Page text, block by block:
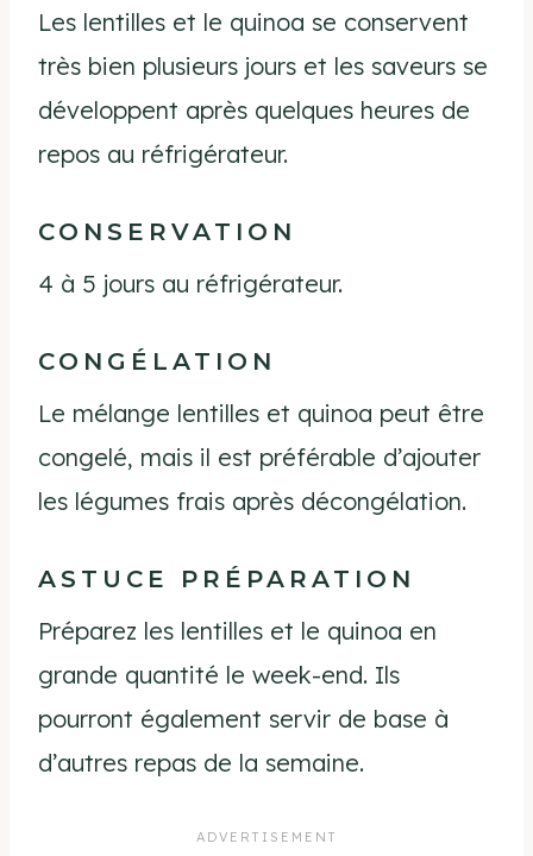
Les lentilles et le quinoa se conservent
très bien plusieurs jours et les saveurs se
développent après quelques heures de
repos au réfrigérateur.
CONSERVATION
4 à 5 jours au réfrigérateur.
CONGÉLATION
Le mélange lentilles et quinoa peut être
congelé, mais il est préférable d’ajouter
les légumes frais après décongélation.
ASTUCE PRÉPARATION
Préparez les lentilles et le quinoa en
grande quantité le week-end. Ils
pourront également servir de base à
d’autres repas de la semaine.